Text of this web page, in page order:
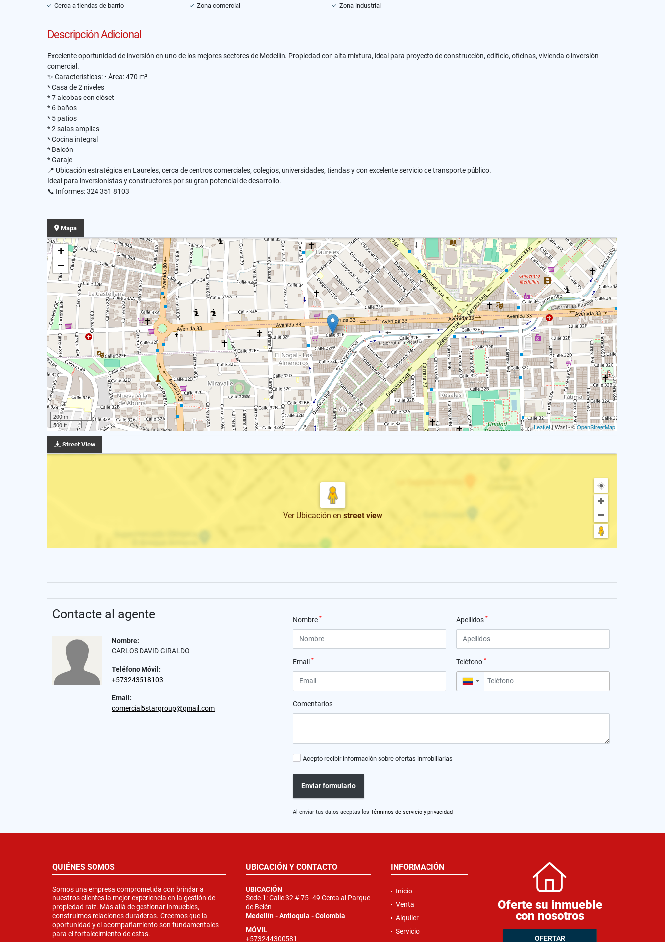
Cerca a tiendas de barrio
Zona comercial Zona industrial
Descripción Adicional
Excelente oportunidad de inversión en uno de los mejores sectores de Medellín. Propiedad con alta mixtura, ideal para proyecto de construcción, edificio, oficinas, vivienda o inversión
comercial.
✨ Características: • Área: 470 m²
* Casa de 2 niveles
* 7 alcobas con clóset
* 6 baños
* 5 patios
* 2 salas amplias
* Cocina integral
* Balcón
* Garaje
📍 Ubicación estratégica en Laureles, cerca de centros comerciales, colegios, universidades, tiendas y con excelente servicio de transporte público.
Ideal para inversionistas y constructores por su gran potencial de desarrollo.
📞 Informes: 324 351 8103
Mapa
+
−
200 m
500 ft
Leaflet| Wasi - ©OpenStreetMap
Street View
Ver Ubicación en street view
Contacte al agente
Nombre:
CARLOS DAVID GIRALDO
Teléfono Móvil:
+573243518103
Email:
comercial5stargroup@gmail.com
Nombre * Apellidos *
Email * Teléfono *
▼
Comentarios
Acepto recibir información sobre ofertas inmobiliarias
Enviar formulario
Al enviar tus datos aceptas los Términos de servicio y privacidad
QUIÉNES SOMOS
Somos una empresa comprometida con brindar a
nuestros clientes la mejor experiencia en la gestión de
propiedad raíz. Más allá de gestionar inmuebles,
construimos relaciones duraderas. Creemos que la
oportunidad y el acompañamiento son fundamentales
para el fortalecimiento de estas.
UBICACIÓN Y CONTACTO
UBICACIÓN
Sede 1: Calle 32 # 75 -49 Cerca al Parque
de Belén
Medellín - Antioquia - Colombia
MÓVIL
+573244300581
INFORMACIÓN
Inicio
Venta
Alquiler
Servicio
Oferte su inmueble
con nosotros
OFERTAR